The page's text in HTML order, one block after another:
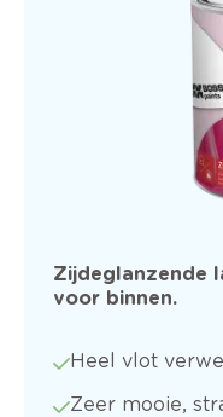
Zijdeglanzende
voor binnen.
Heel vlot
Zeer mooie,